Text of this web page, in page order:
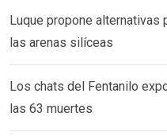
Luque propone
las arenas silíceas
Los chats del Fentanilo
las 63 muertes